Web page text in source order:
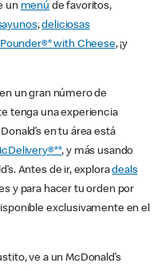
un menú de favoritos,
,deliciosas
with Cheese, ¡y
un gran número de
tenga una experiencia
en tu área está
, y más usando
Antes de ir, exploradeals
y para hacer tu orden por
exclusivamente en el
ve a un McDonald’s